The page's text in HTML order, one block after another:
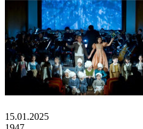
15.01.2025